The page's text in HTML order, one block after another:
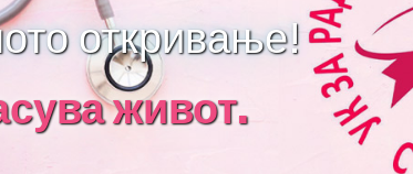
откривање!
живот.